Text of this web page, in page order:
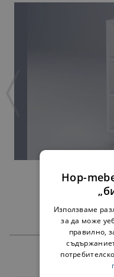
ДОЛНА
Hop-
Използваме
за да може
правилно,